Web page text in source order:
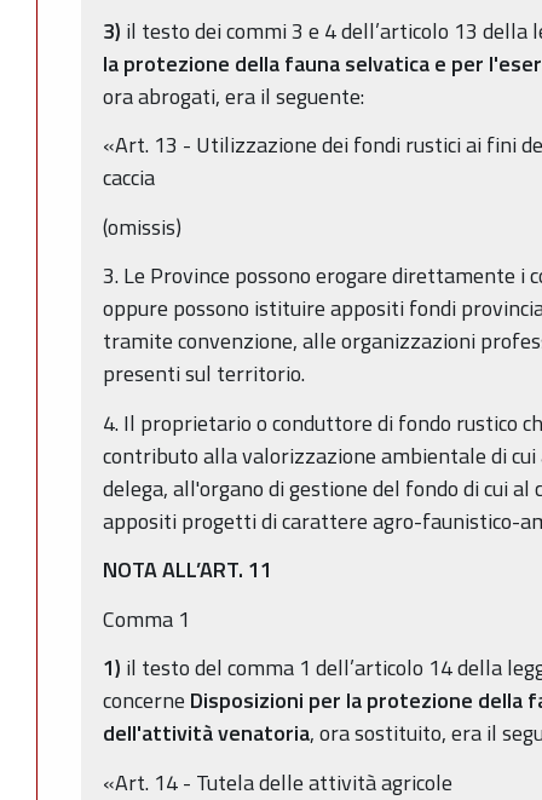
3) il testo dei commi 3 e 4 dell’articolo 13 della
la protezione della fauna selvatica e per
ora abrogati, era il seguente:
«Art. 13 - Utilizzazione dei fondi rustici ai fini
caccia
(omissis)
3. Le Province possono erogare direttamente
oppure possono istituire appositi fondi
tramite convenzione, alle organizzazioni
presenti sul territorio.
4. Il proprietario o conduttore di fondo rustico
contributo alla valorizzazione ambientale di
delega, all'organo di gestione del fondo di cui
appositi progetti di carattere agro-faunistico-
NOTA ALL’ART. 11
Comma 1
1) il testo del comma 1 dell’articolo 14 della
concerne Disposizioni per la protezione della
dell'attività venatoria, ora sostituito, era il
«Art. 14 - Tutela delle attività agricole